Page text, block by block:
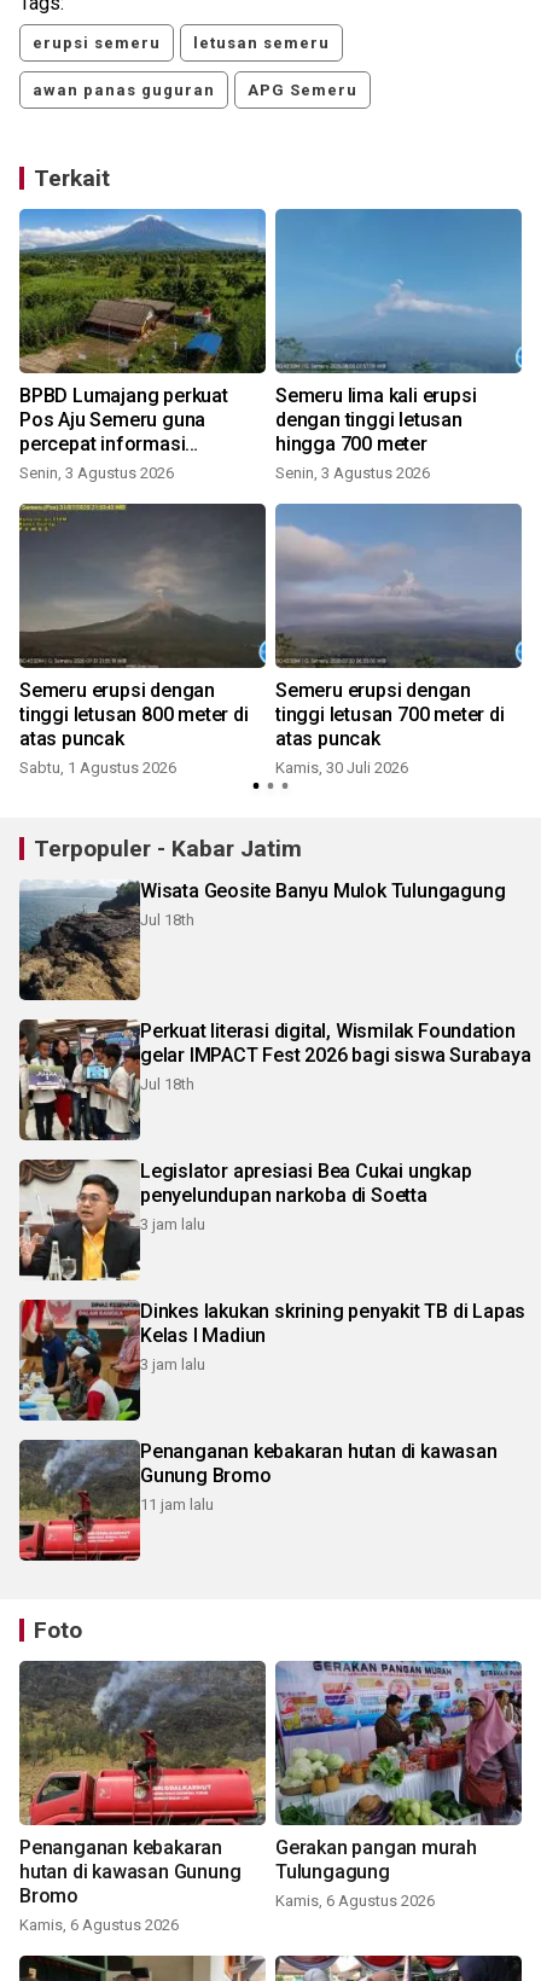
erupsi semeru letusan semeru
awan panas guguran APG Semeru
Terkait
BPBD Lumajang perkuat
Pos Aju Semeru guna
percepat informasi
kebencanaan
Senin, 3 Agustus 2026
Semeru lima kali erupsi
dengan tinggi letusan
hingga 700 meter
Senin, 3 Agustus 2026
Semeru erupsi dengan
tinggi letusan 800 meter di
atas puncak
Sabtu, 1 Agustus 2026
Semeru erupsi dengan
tinggi letusan 700 meter di
atas puncak
Kamis, 30 Juli 2026
Terpopuler - Kabar Jatim
Wisata Geosite Banyu Mulok Tulungagung
Jul 18th
Perkuat literasi digital, Wismilak Foundation
gelar IMPACT Fest 2026 bagi siswa Surabaya
Jul 18th
Legislator apresiasi Bea Cukai ungkap
penyelundupan narkoba di Soetta
3 jam lalu
Dinkes lakukan skrining penyakit TB di Lapas
Kelas I Madiun
3 jam lalu
Penanganan kebakaran hutan di kawasan
Gunung Bromo
11 jam lalu
Foto
Penanganan kebakaran
hutan di kawasan Gunung
Bromo
Kamis, 6 Agustus 2026
Gerakan pangan murah
Tulungagung
Kamis, 6 Agustus 2026